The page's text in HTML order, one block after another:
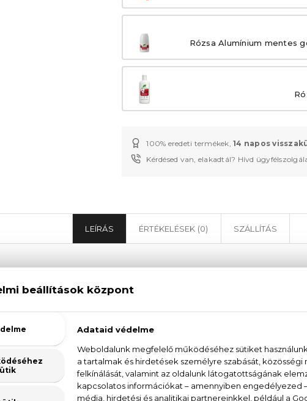
Rózsa Alumínium mentes
100% eredeti termékek,14 napos
Kérdésed van, elakadtál? Hívd
LEÍRÁS ÉRTÉKELÉSEK (0) SZÁLLÍTÁS
Dr. Organic Rózsa Ránctalanító éjszakai krém
támogatja a sejtregenerációt, a kollagén és
redőket. Klinikailag igazolt, öregedésgátló vidrafűvel.
vízhiányos, problémás, érzékeny, zsíros és pattanásos